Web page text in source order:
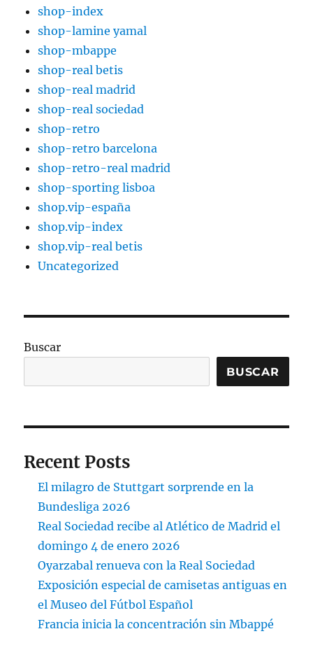
shop-index
shop-lamine yamal
shop-mbappe
shop-real betis
shop-real madrid
shop-real sociedad
shop-retro
shop-retro barcelona
shop-retro-real madrid
shop-sporting lisboa
shop.vip-españa
shop.vip-index
shop.vip-real betis
Uncategorized
Buscar
BUSCAR
Recent Posts
El milagro de Stuttgart sorprende en la
Bundesliga 2026
Real Sociedad recibe al Atlético de Madrid el
domingo 4 de enero 2026
Oyarzabal renueva con la Real Sociedad
Exposición especial de camisetas antiguas en
el Museo del Fútbol Español
Francia inicia la concentración sin Mbappé